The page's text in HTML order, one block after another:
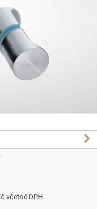
1 980,77 Kč včetně DPH